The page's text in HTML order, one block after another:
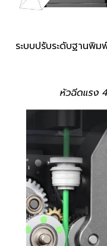
ระบบปรับระดับฐานพิ